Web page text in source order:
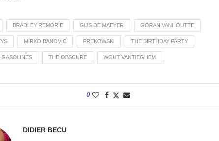
BRADLEY REMORIE GIJS DE MAEYER GORAN VANHOUTTE
MIRKO BANOVIC PREKOWSKI THE BIRTHDAY PARTY
GASOLINES THE OBSCURE WOUT VANTIEGHEM
0
DIDIER BECU